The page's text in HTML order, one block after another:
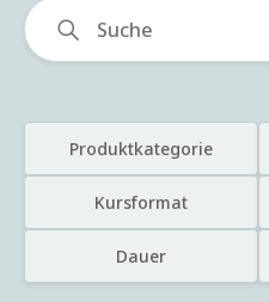
Produktkategorie
Kursformat
Dauer